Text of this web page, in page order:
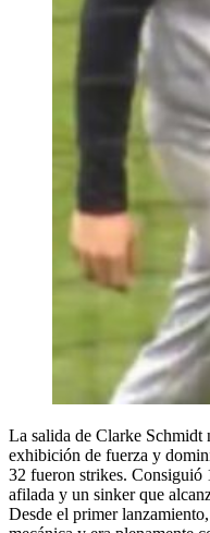
La salida de Clarke Schmidt
exhibición de fuerza y
32 fueron strikes. Consiguió
afilada y un sinker que
Desde el primer